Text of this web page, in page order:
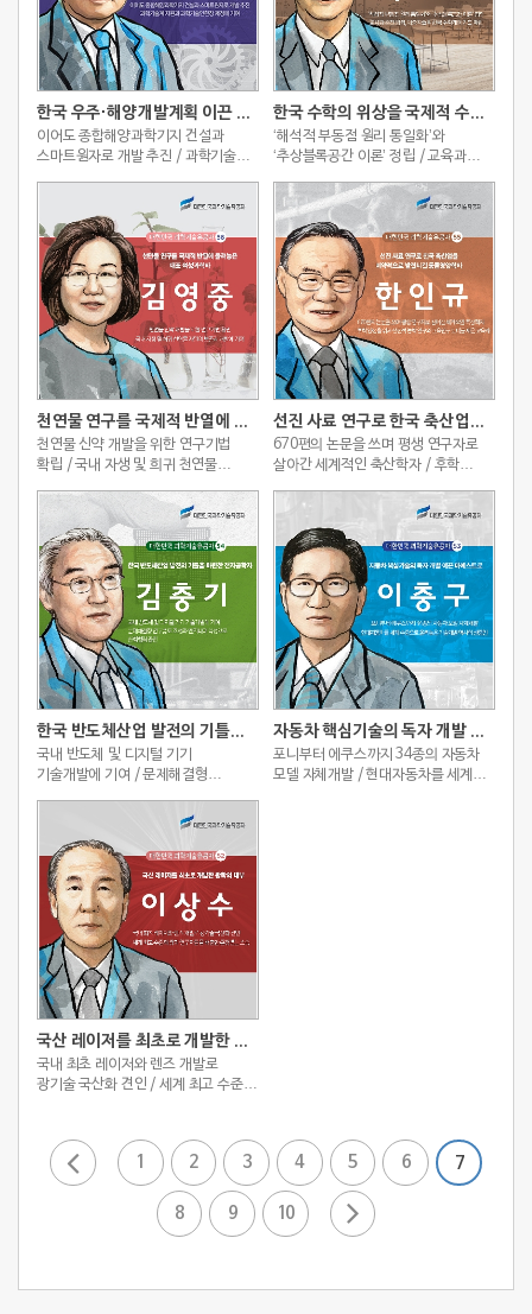
한국 우주·해양개발계획 이끈 과학기술 행정가
이어도 종합해양과학기지 건설과
스마트원자로 개발 추진 / 과학기술계
한국 수학의 위상을 국제적 수준으로 끌어올린 수학자
‘해석적 부동점 원리 통일화’와
‘추상블록공간 이론’ 정립 / 교육과
기틀 마련
천연물 연구를 국제적 반열에 올려놓은 대표 여성과학자
천연물 신약 개발을 위한 연구기법
확립 / 국내 자생 및 희귀 천연물
선진 사료 연구로 한국 축산업을 비약적으로 발전시킨 동물영양학자
670편의 논문을 쓰며 평생 연구자로
살아간 세계적인 축산학자 / 후학
교육연구 토대를 세운 교육자
한국 반도체산업 발전의 기틀을 마련한 전자공학자
국내 반도체 및 디지털 기기
기술개발에 기여 / 문제해결형
자동차 핵심기술의 독자 개발 이끈 마에스트로
포니부터 에쿠스까지 34종의 자동차
모델 자체개발 / 현대자동차를 세계
국산 레이저를 최초로 개발한 광학의 대부
국내 최초 레이저와 렌즈 개발로
광기술 국산화 견인 / 세계 최고 수준의
1 2 3 4 5 6 7
8 9 10